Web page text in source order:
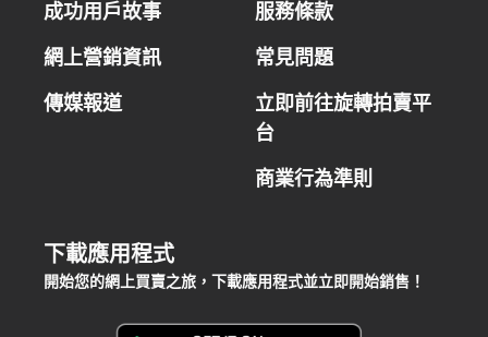
成功用戶故事
網上營銷資訊
傳媒報道
服務條款
常見問題
立即前往旋轉拍賣平
台
商業行為準則
下載應用程式
開始您的網上買賣之旅，下載應用程式並立即開始銷售！